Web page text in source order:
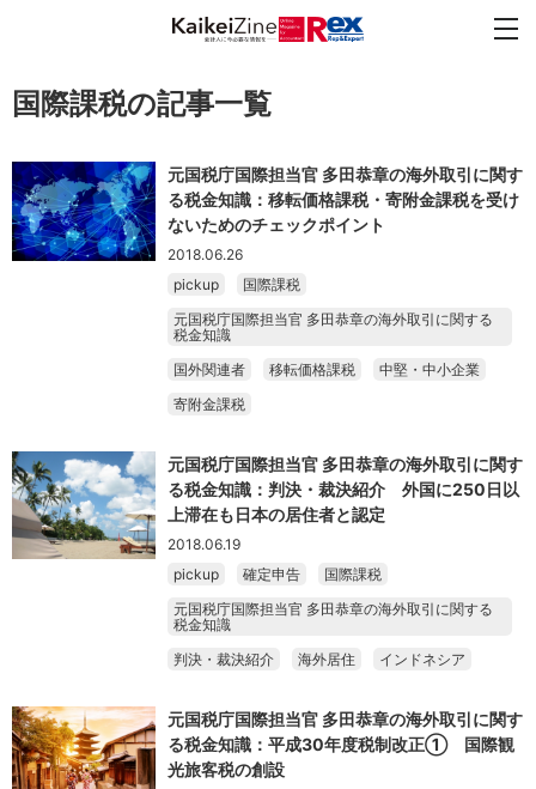
国際課税の記事一覧
元国税庁国際担当官 多田恭章の海外取引に関す
る税金知識：移転価格課税・寄附金課税を受け
ないためのチェックポイント
2018.06.26
pickup
国際課税
元国税庁国際担当官 多田恭章の海外取引に関する
税金知識
国外関連者
移転価格課税
中堅・中小企業
寄附金課税
元国税庁国際担当官 多田恭章の海外取引に関す
る税金知識：判決・裁決紹介 外国に250日以
上滞在も日本の居住者と認定
2018.06.19
pickup
確定申告
国際課税
元国税庁国際担当官 多田恭章の海外取引に関する
税金知識
判決・裁決紹介
海外居住 インドネシア
元国税庁国際担当官 多田恭章の海外取引に関す
る税金知識：平成30年度税制改正① 国際観
光旅客税の創設